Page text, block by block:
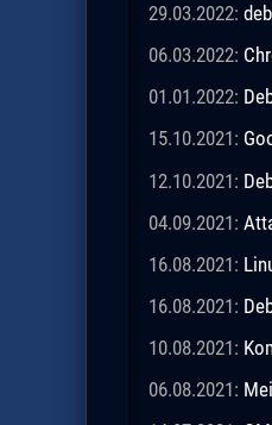
29.03.2022:
06.03.2022:
01.01.2022:
15.10.2021:
12.10.2021:
04.09.2021:
16.08.2021:
16.08.2021:
10.08.2021:
06.08.2021: